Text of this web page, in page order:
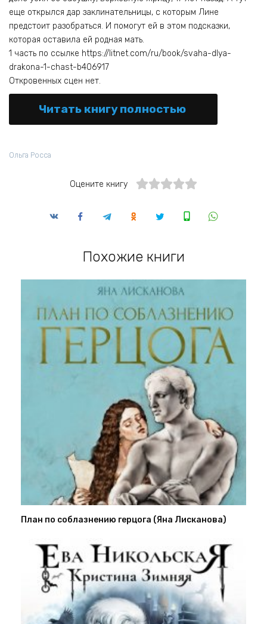
еще открылся дар заклинательницы, с которым Лине
предстоит разобраться. И помогут ей в этом подсказки,
которая оставила ей родная мать.
1 часть по ссылке https://litnet.com/ru/book/svaha-dlya-
drakona-1-chast-b406917
Откровенных сцен нет.
Читать книгу полностью
Ольга Росса
Оцените книгу
Похожие книги
План по соблазнению герцога (Яна Лисканова)